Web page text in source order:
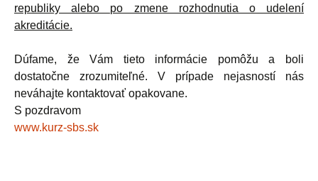
republiky alebo po zmene rozhodnutia o udelení
akreditácie.
Dúfame, že Vám tieto informácie pomôžu a boli
dostatočne zrozumiteľné. V prípade nejasností nás
neváhajte kontaktovať opakovane.
S pozdravom
www.kurz-sbs.sk